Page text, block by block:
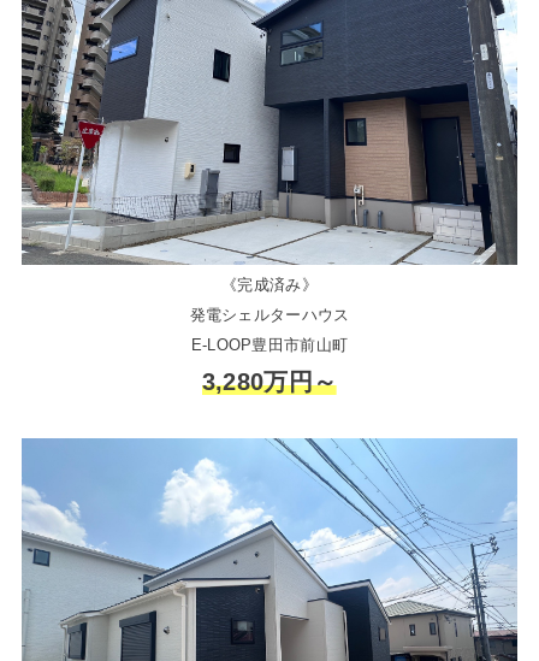
《完成済み》
発電シェルターハウス
E-LOOP豊田市前山町
3,280万円～